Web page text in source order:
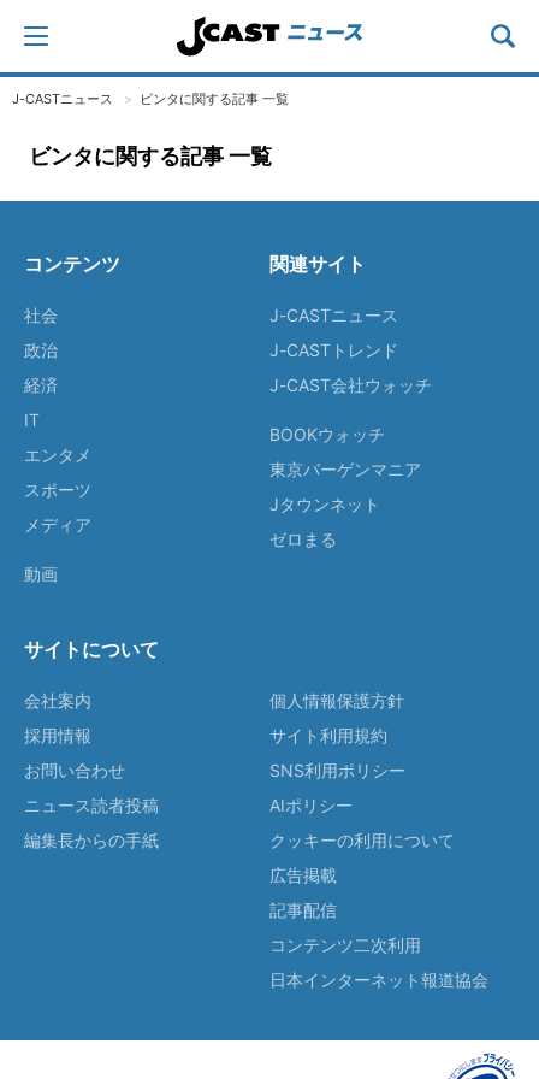
J-CASTニュース ビンタに関する記事 一覧
ビンタに関する記事 一覧
コンテンツ
社会
政治
経済
IT
エンタメ
スポーツ
メディア
動画
関連サイト
J-CASTニュース
J-CASTトレンド
J-CAST会社ウォッチ
BOOKウォッチ
東京バーゲンマニア
Jタウンネット
ゼロまる
サイトについて
会社案内
採用情報
お問い合わせ
ニュース読者投稿
編集長からの手紙
個人情報保護方針
サイト利用規約
SNS利用ポリシー
AIポリシー
クッキーの利用について
広告掲載
記事配信
コンテンツ二次利用
日本インターネット報道協会